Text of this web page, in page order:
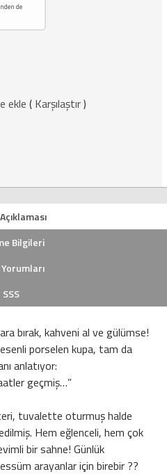
de
ekle ( Karşılaştır)
Bilgileri
SSS
bırak, kahveni al ve gülümse!
porselen kupa, tam da
anlatıyor:
geçmiş…”
tuvalette oturmuş halde
Hem eğlenceli, hem çok
bir sahne! Günlük
arayanlar için birebir ??